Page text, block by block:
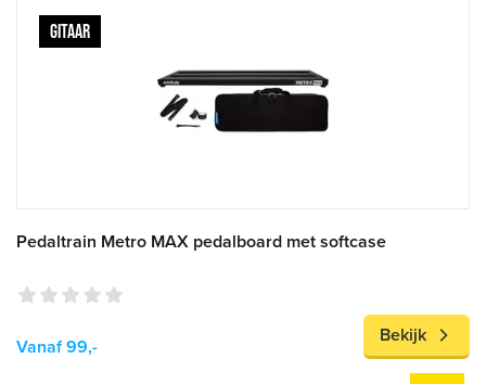
GITAAR
Pedaltrain Metro MAX pedalboard met softcase
Vanaf 99,-
Bekijk